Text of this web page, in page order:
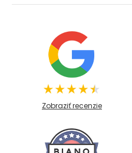
Zobraziť recenzie